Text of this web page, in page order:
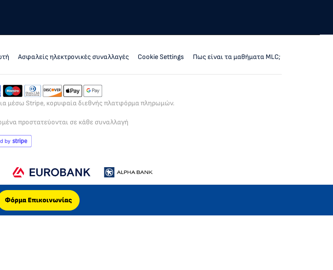
Ασφαλείς ηλεκτρονικές συναλλαγές Cookie Settings Πως είναι τα μαθήματα MLC;
μέσω Stripe, κορυφαία διεθνής πλατφόρμα πληρωμών.
προστατεύονται σε κάθε συναλλαγή
Φόρμα Επικοινωνίας